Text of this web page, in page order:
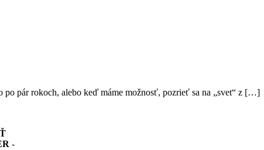
po pár rokoch, alebo keď máme možnosť, pozrieť sa na „svet“ z […]
-